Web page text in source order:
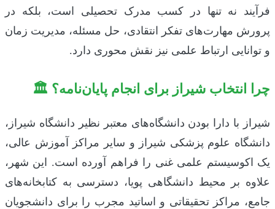
فرآیند نه تنها در کسب مدرک تحصیلی است، بلکه در
پرورش مهارت‌های تفکر انتقادی، حل مسئله، مدیریت زمان
و توانایی ارتباط علمی نیز نقش محوری دارد.
چرا انتخاب شیراز برای انجام پایان‌نامه؟ 🏛️
شیراز با دارا بودن دانشگاه‌های معتبر نظیر دانشگاه شیراز،
دانشگاه علوم پزشکی شیراز و سایر مراکز آموزش عالی،
یک اکوسیستم علمی غنی را فراهم آورده است. این شهر،
علاوه بر محیط دانشگاهی پویا، دسترسی به کتابخانه‌های
جامع، مراکز تحقیقاتی و اساتید مجرب را برای دانشجویان